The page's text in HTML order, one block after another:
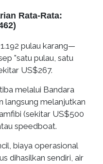
Rata-Rata:
pulau karang—
"satu pulau, satu
US$267.
melalui Bandara
langsung melanjutkan
(sekitar US$500
speedboat.
biaya operasional
dihasilkan sendiri, air